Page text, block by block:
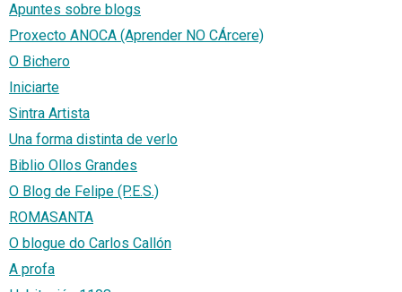
Apuntes sobre blogs
Proxecto ANOCA (Aprender NO CÁrcere)
O Bichero
Iniciarte
Sintra Artista
Una forma distinta de verlo
Biblio Ollos Grandes
O Blog de Felipe (P.E.S.)
ROMASANTA
O blogue do Carlos Callón
A profa